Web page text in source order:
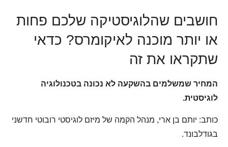
חושבים שהלוגיסטיקה שלכם פחות
או יותר מוכנה לאיקומרס? כדאי
שתקראו את זה
המחיר שמשלמים בהשקעה לא נכונה בטכנולוגיה
לוגיסטית.
כותב: יותם בן ארי, מנהל הקמה של מיזם לוגיסטי רובוטי חדשני
בגודלבונד.